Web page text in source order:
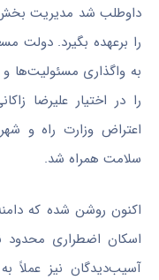
داوطلب شد مدیریت
را برعهده بگیرد. دولت
به واگذاری مسئولیت‌ها
را در اختیار علیرضا
اعتراض وزارت راه و
سلامت همراه شد.
اکنون روشن شده که
اسکان اضطراری محدود
آسیب‌دیدگان نیز عملاً